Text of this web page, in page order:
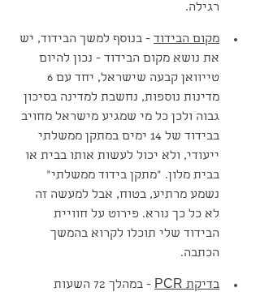
רגילה.
מקום הבידוד - בנוסף למשך הבידוד, יש
את נושא מקום הבידוד - נכון להיום
מדינות נוספות, נחשבת למדינה בסיכון
גבוה ולכן כל מי שמגיע מישראל מחויב
בבידוד של 14 ימים במתקן ממשלתי
ייעודי, ולא יכול לעשות אותו בבית או
בבית מלון. "מתקן בידוד ממשלתי"
נשמע מרתיע, בטוח, אבל למעשה זה
לא כל כך נורא. פירוט על חוויית
הבידוד שלי תוכלו לקרוא בהמשך
הכתבה.
בדיקת PCR
- במהלך 72 השעות